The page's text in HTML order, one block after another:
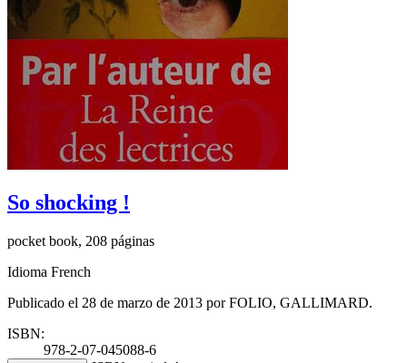
So shocking !
pocket book, 208 páginas
Idioma French
Publicado el 28 de marzo de 2013 por FOLIO, GALLIMARD.
ISBN:
978-2-07-045088-6